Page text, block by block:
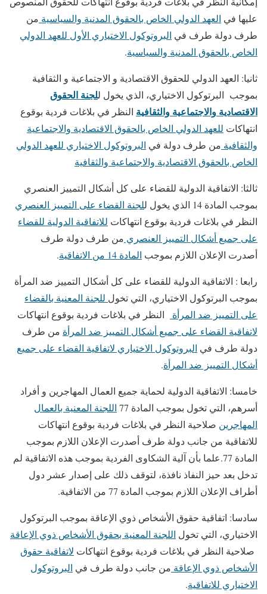
عليها في العهد الدولي الخاص بالحقوق المدنية والسياسية من
طرف دولة طرف في البروتوكول الاختياري الأول للعهد الدولي
الخاص بالحقوق المدنية والسياسية.
ثانيا: العهد الدولي للحقوق الاقتصادية و الاجتماعية و الثقافية
بموجب البرتوكول الاختياري، الذي يخول للجنة الحقوق
الاقتصادية والاجتماعية والثقافية النظر في بلاغات فردية بوقوع
انتهاكات للعهد الدولي الخاص بالحقوق الاقتصادية والاجتماعية
والثقافية من طرف دولة في البروتوكول الاختياري للعهد الدولي
الخاص بالحقوق الاقتصادية والاجتماعية والثقافية
ثالثا: الاتفاقية الدولية للقضاء على كل أشكال التمييز العنصري
بموجب المادة 14 الذي يخول ل
لجنة القضاء على التمييز العنصري
النظر في بلاغات فردية بوقوع انتهاكات للاتفاقية الدولية للقضاء
على جميع أشكال التمييز العنصري من طرف دولة طرف
أصدرت الإعلان اللازم بموجب المادة 14 من الاتفاقية .
رابعا : الاتفاقية الدولية للقضاء على كل أشكال التمييز ضد المرأة
بموجب البرتوكول الاختياري، التي تخول للجنة المعنية بالقضاء
على التمييز ضد المرأة
النظر في بلاغات فردية بوقوع انتهاكات
لاتفاقية القضاء على جميع أشكال التمييز ضد المرأة من طرف
دولة طرف في البروتوكول الاختياري لاتفاقية القضاء على جميع
أشكال التمييز ضد المرأة.
خامسا: الاتفاقية الدولية لحماية جميع العمال المهاجرين و أفراد
أسرهم، التي تخول بموجب المادة 77
اللجنة المعنية بالعمال
المهاجرين صلاحية النظر في بلاغات فردية بوقوع انتهاكات
للاتفاقية من جانب دولة طرف أصدرت الإعلان اللازم بموجب
المادة 77.علما بأن آلية الشكاوى الفردية بموجب هذه الاتفاقية لم
تدخل بعد حيز النفاذ نافذة، لتوقف ذلك على إصدار عشر دول
أطراف الإعلان اللازم بموجب المادة 77 من الاتفاقية.
سادسا: اتفاقية حقوق الأشخاص ذوي الإعاقة بموجب البرتوكول
الاختياري، التي تخول اللجنة المعنية بحقوق الأشخاص ذوي الإعاقة
صلاحية النظر في بلاغات فردية بوقوع انتهاكات لاتفاقية حقوق
الأشخاص ذوي الإعاقة من جانب دولة طرف في البروتوكول
الاختياري للاتفاقية.